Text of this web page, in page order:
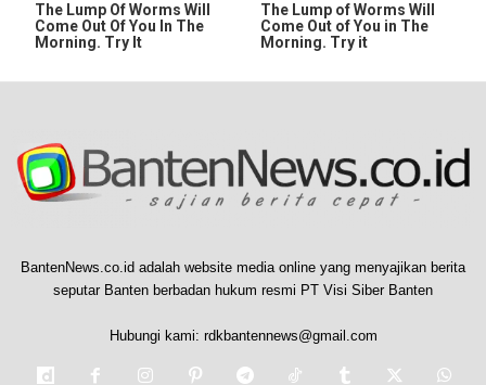
The Lump Of Worms Will
Come Out Of You In The
Morning. Try It
The Lump of Worms Will
Come Out of You in The
Morning. Try it
BantenNews.co.id adalah website media online yang menyajikan berita
seputar Banten berbadan hukum resmi PT Visi Siber Banten
Hubungi kami: rdkbantennews@gmail.com